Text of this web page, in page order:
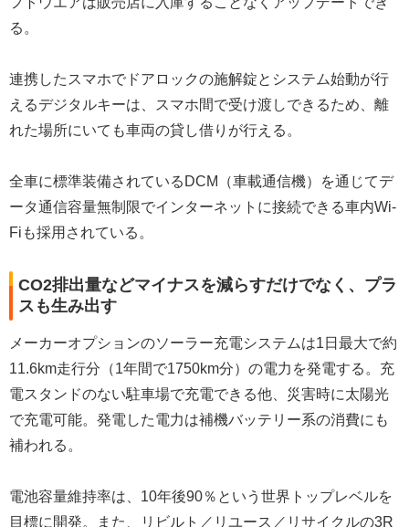
る。
連携したスマホでドアロックの施解錠とシステム始動が行
えるデジタルキーは、スマホ間で受け渡しできるため、離
れた場所にいても車両の貸し借りが行える。
全車に標準装備されているDCM（車載通信機）を通じてデ
ータ通信容量無制限でインターネットに接続できる車内Wi-
Fiも採用されている。
CO2排出量などマイナスを減らすだけでなく、プラ
スも生み出す
メーカーオプションのソーラー充電システムは1日最大で約
11.6km走行分（1年間で1750km分）の電力を発電する。充
電スタンドのない駐車場で充電できる他、災害時に太陽光
で充電可能。発電した電力は補機バッテリー系の消費にも
補われる。
電池容量維持率は、10年後90％という世界トップレベルを
目標に開発。また、リビルト／リユース／リサイクルの3R